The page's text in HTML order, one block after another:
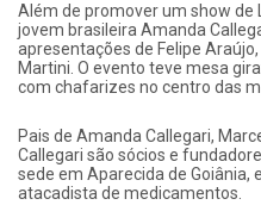
Além de promover um show de
jovem brasileira Amanda
apresentações de Felipe
Martini. O evento teve mesa
com chafarizes no centro das
Pais de Amanda Callegari,
Callegari são sócios e
sede em Aparecida de Goiânia,
atacadista de medicamentos.